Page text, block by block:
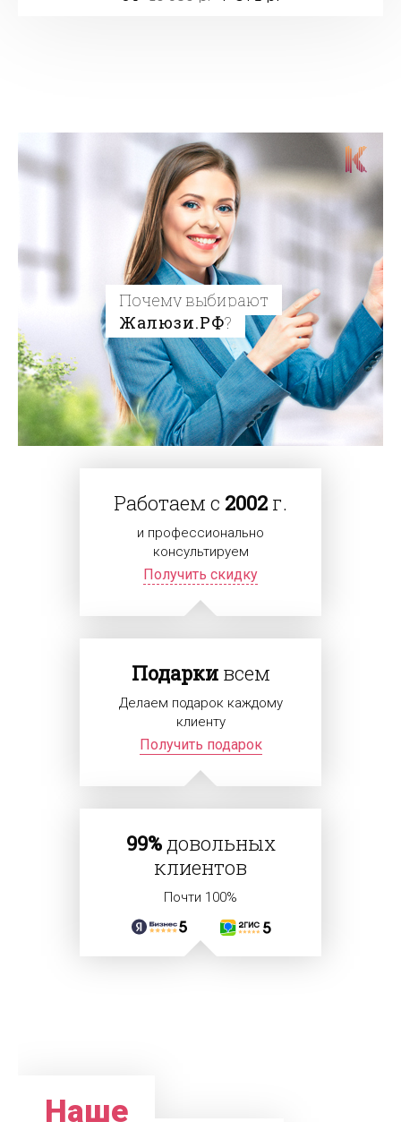
Почему выбирают
Жалюзи.РФ?
Работаем с 2002 г.
и профессионально
консультируем
Получить скидку
Подаркивсем
Делаем подарок каждому
клиенту
Получить подарок
99%довольных
клиентов
Почти 100%
Наше